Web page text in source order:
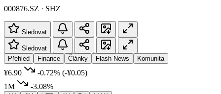
000876.SZ · SHZ
Sledovat
Sledovat
Přehled
Finance Články Flash News Komunita
¥6.90 -0.72% (-¥0.05)
1M
-3.08%